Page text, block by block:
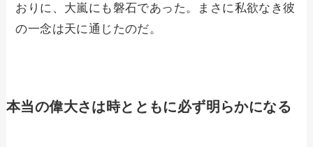
おりに、大嵐にも磐石であった。まさに私欲なき彼
の一念は天に通じたのだ。
本当の偉大さは時とともに必ず明らかになる